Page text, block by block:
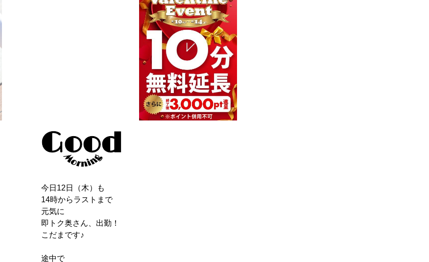
今日12日（木）も
14時からラストまで
元気に
即トク奥さん、出勤！
こだまです♪
途中で